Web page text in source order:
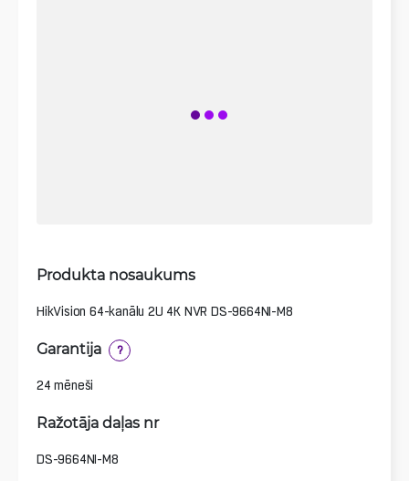
Produkta nosaukums
HikVision 64-kanālu 2U 4K NVR DS-9664NI-M8
Garantija ?
24 mēneši
Ražotāja daļas nr
DS-9664NI-M8